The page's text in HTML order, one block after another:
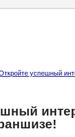
успешный